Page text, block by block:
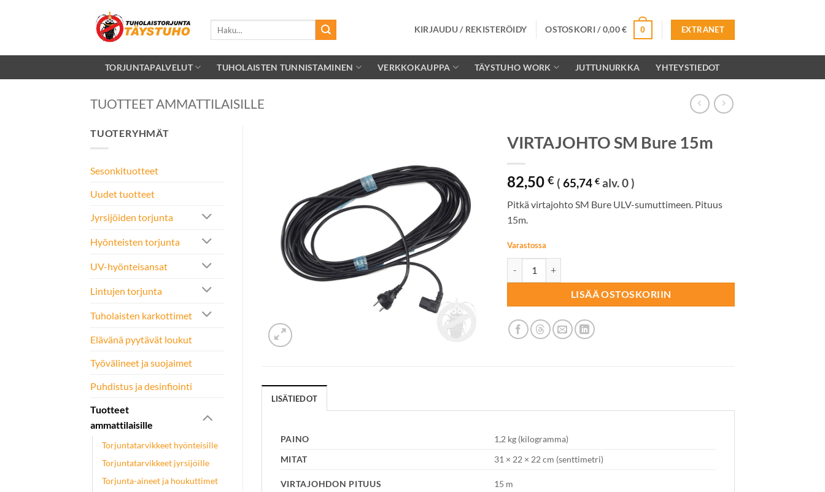
KIRJAUDU / REKISTERÖIDY OSTOSKORI /0,00€ 0 EXTRANET
TORJUNTAPALVELUT TUHOLAISTEN TUNNISTAMINEN VERKKOKAUPPA TÄYSTUHO WORK JUTTUNURKKA YHTEYSTIEDOT
TUOTTEET AMMATTILAISILLE
TUOTERYHMÄT
Sesonkituotteet
Uudet tuotteet
Jyrsijöiden torjunta
Hyönteisten torjunta
UV-hyönteisansat
Lintujen torjunta
Tuholaisten karkottimet
Elävänä pyytävät loukut
Työvälineet ja suojaimet
Puhdistus ja desinfiointi
Tuotteet
ammattilaisille
Torjuntatarvikkeet hyönteisille
Torjuntatarvikkeet jyrsijöille
Torjunta-aineet ja houkuttimet
toivelistalle
VIRTAJOHTO SM Bure 15m
82,50€ (65,74€ alv. 0 )
Pitkä virtajohto SM Bure ULV-sumuttimeen. Pituus
15m.
Varastossa
LISÄÄ OSTOSKORIIN
LISÄTIEDOT
PAINO
1,2 kg (kilogramma)
MITAT
31 × 22 × 22 cm (senttimetri)
VIRTAJOHDON PITUUS 15 m